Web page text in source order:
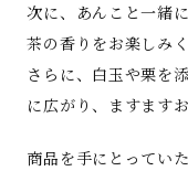
次に、あんこと一緒
茶の香りをお楽しみく
さらに、白玉や栗を
に広がり、ますます
商品を手にとってい